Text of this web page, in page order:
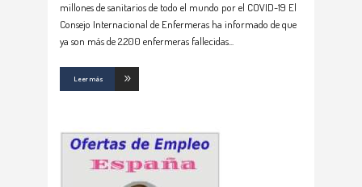
millones de sanitarios de todo el mundo por el COVID-19 El
Consejo Internacional de Enfermeras ha informado de que
ya son más de 2.200 enfermeras fallecidas
Leer más